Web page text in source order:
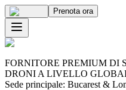
Prenota ora
FORNITORE PREMIUM DI
DRONI A LIVELLO
Sede principale: Bucarest &